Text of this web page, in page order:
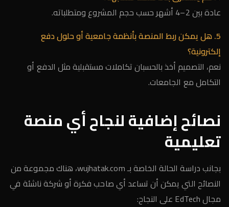
عادة بين 2–4 أشهر حسب حجم المشروع ومتطلباته.
5. هل يمكن ربط المنصة بأنظمة جامعية أو حلول دفع
إلكترونية؟
نعم، التصميم أخذ بالحسبان تكاملات مستقبلية مثل الدفع أو
التكامل مع الجامعات.
نصائح إضافية لنجاح أي منصة
تعليمية
بجانب دراسة الحالة الخاصة بـ wujhatak.com، هناك مجموعة من
النصائح التي يمكن أن تساعد أي صاحب فكرة أو شركة ناشئة في
مجال EdTech على النجاح: